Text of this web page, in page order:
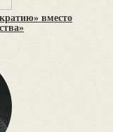
вместо